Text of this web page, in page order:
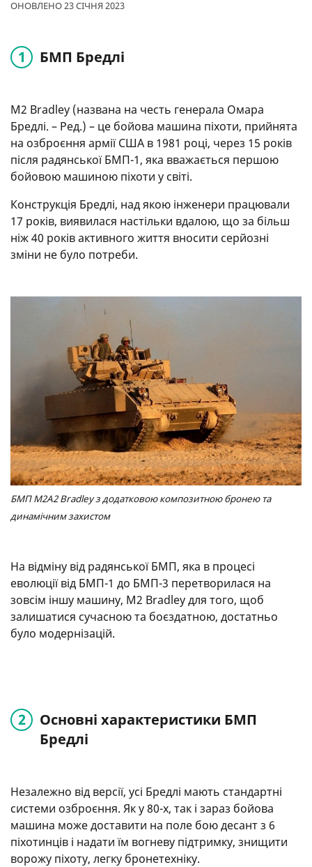
ОНОВЛЕНО 23 СІЧНЯ 2023
БМП Бредлі
M2 Bradley (названа на честь генерала Омара
Бредлі. – Ред.) – це бойова машина піхоти, прийнята
на озброєння армії США в 1981 році, через 15 років
після радянської БМП-1, яка вважається першою
бойовою машиною піхоти у світі.
Конструкція Бредлі, над якою інженери працювали
17 років, виявилася настільки вдалою, що за більш
ніж 40 років активного життя вносити серйозні
зміни не було потреби.
БМП M2A2 Bradley з додатковою композитною бронею та
динамічним захистом
На відміну від радянської БМП, яка в процесі
еволюції від БМП-1 до БМП-3 перетворилася на
зовсім іншу машину, M2 Bradley для того, щоб
залишатися сучасною та боєздатною, достатньо
було модернізацій.
Основні характеристики БМП
Бредлі
Незалежно від версії, усі Бредлі мають стандартні
системи озброєння. Як у 80-х, так і зараз бойова
машина може доставити на поле бою десант з 6
піхотинців і надати їм вогневу підтримку, знищити
ворожу піхоту, легку бронетехніку.